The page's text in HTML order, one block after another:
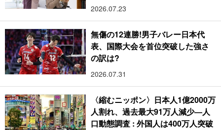
2026.07.23
無傷の12連勝!男子バレー日本代
表、国際大会を首位突破した強さ
の訳は?
2026.07.31
〈縮むニッポン〉日本人1億2000万
人割れ、過去最大91万人減少―人
口動態調査 : 外国人は400万人突破